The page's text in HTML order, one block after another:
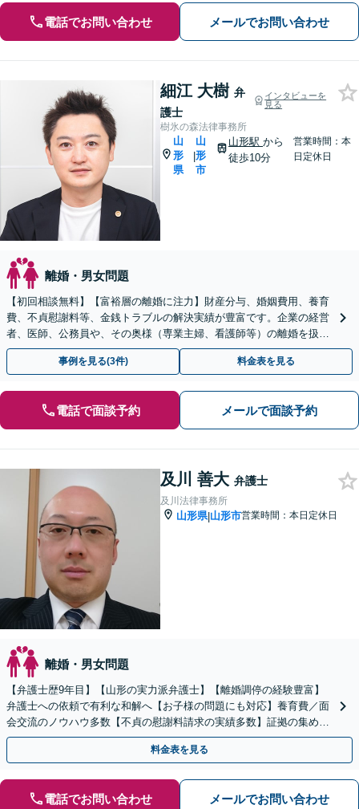
電話でお問い合わせ メールでお問い合わせ
細江 大樹 弁
護士
インタビューを
見る
樹氷の森法律事務所
山
形
県
|
山
形
市
山形駅 から
徒歩10分
営業時間：本
日定休日
離婚・男女問題
【初回相談無料】【富裕層の離婚に注力】財産分与、婚姻費用、養育
費、不貞慰謝料等、金銭トラブルの解決実績が豊富です。企業の経営
者、医師、公務員や、その奥様（専業主婦、看護師等）の離婚を扱い
ます。【オンライン面談可】【無料駐車場あり】
事例を見る(3件) 料金表を見る
電話で面談予約 メールで面談予約
及川 善大 弁護士
及川法律事務所
山形県|山形市営業時間：本日定休日
離婚・男女問題
【弁護士歴9年目】【山形の実力派弁護士】【離婚調停の経験豊富】
弁護士への依頼で有利な和解へ【お子様の問題にも対応】養育費／面
会交流のノウハウ多数【不貞の慰謝料請求の実績多数】証拠の集め方
をアドバイス！性別・年代問わず早い段階でご相談ください
料金表を見る
電話でお問い合わせ メールでお問い合わせ